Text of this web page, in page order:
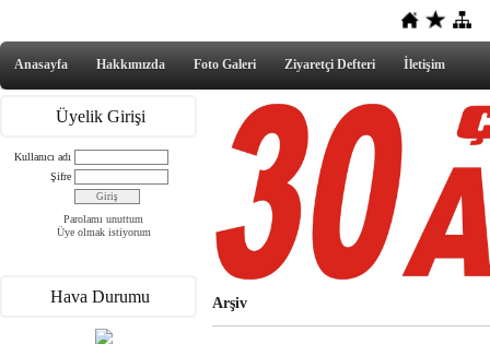
Anasayfa Hakkımızda Foto Galeri Ziyaretçi Defteri İletişim
Üyelik Girişi
Kullanıcı adı
Şifre
Parolamı unuttum
Üye olmak istiyorum
Hava Durumu Arşiv